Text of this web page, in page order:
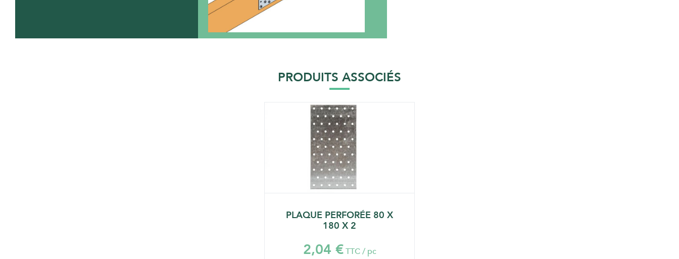
PRODUITS ASSOCIÉS
PLAQUE PERFORÉE 80 X
180 X 2
2,04 € TTC / pc